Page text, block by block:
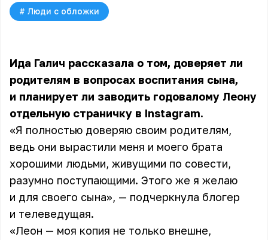
# Люди с обложки
Ида Галич рассказала о том, доверяет ли
родителям в вопросах воспитания сына,
и планирует ли заводить годовалому Леону
отдельную страничку в Instagram.
«Я полностью доверяю своим родителям,
ведь они вырастили меня и моего брата
хорошими людьми, живущими по совести,
разумно поступающими. Этого же я желаю
и для своего сына», — подчеркнула блогер
и телеведущая.
«Леон — моя копия не только внешне,